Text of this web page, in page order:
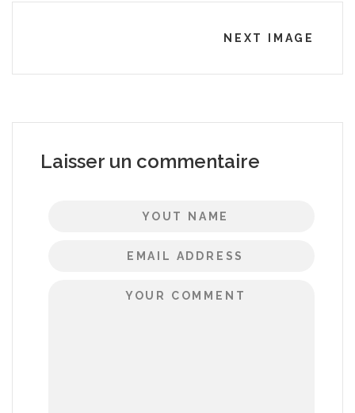
NEXT IMAGE
Laisser un commentaire